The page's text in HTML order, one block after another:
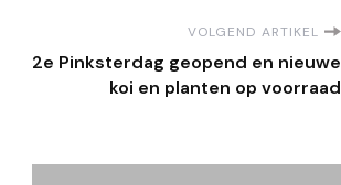
VOLGEND ARTIKEL
2e Pinksterdag geopend en nieuwe
koi en planten op voorraad